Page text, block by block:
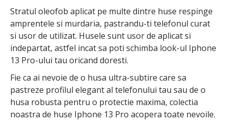
Stratul oleofob aplicat pe multe dintre huse respinge
amprentele si murdaria, pastrandu-ti telefonul curat
si usor de utilizat. Husele sunt usor de aplicat si
indepartat, astfel incat sa poti schimba look-ul Iphone
13 Pro-ului tau oricand doresti.
Fie ca ai nevoie de o husa ultra-subtire care sa
pastreze profilul elegant al telefonului tau sau de o
husa robusta pentru o protectie maxima, colectia
noastra de huse Iphone 13 Pro acopera toate nevoile.